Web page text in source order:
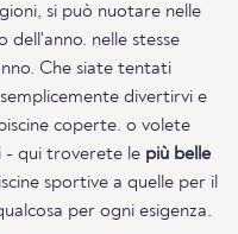
si può nuotare nelle
dell'anno. nelle stesse
Che siate tentati
divertirvi e
coperte. o volete
- qui troverete le più belle
sportive a quelle per il
per ogni esigenza.